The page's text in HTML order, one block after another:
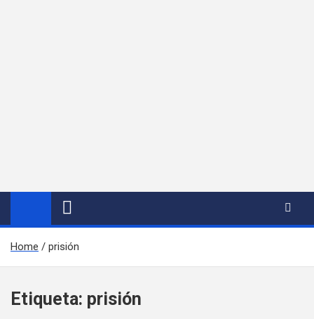
Home prisión
Etiqueta: prisión